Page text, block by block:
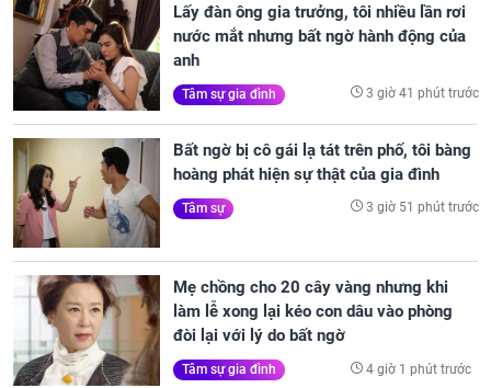
Lấy đàn ông gia trưởng, tôi nhiều lần rơi
nước mắt nhưng bất ngờ hành động của
anh
Tâm sự gia đình 3 giờ 41 phút trước
Bất ngờ bị cô gái lạ tát trên phố, tôi bàng
hoàng phát hiện sự thật của gia đình
Tâm sự 3 giờ 51 phút trước
Mẹ chồng cho 20 cây vàng nhưng khi
làm lễ xong lại kéo con dâu vào phòng
đòi lại với lý do bất ngờ
Tâm sự gia đình 4 giờ 1 phút trước